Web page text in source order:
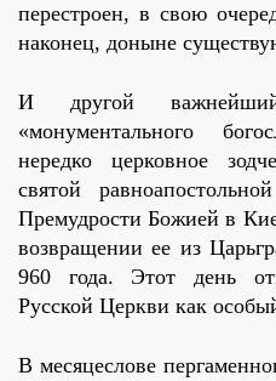
перестроен, в свою
наконец, доныне
И другой
«монументального
нередко церковное
святой
Премудрости Божией в
возвращении ее из
960 года. Этот день
Русской Церкви как
В месяцеслове